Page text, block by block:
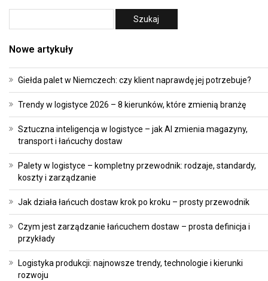
Nowe artykuły
Giełda palet w Niemczech: czy klient naprawdę jej potrzebuje?
Trendy w logistyce 2026 – 8 kierunków, które zmienią branżę
Sztuczna inteligencja w logistyce – jak AI zmienia magazyny,
transport i łańcuchy dostaw
Palety w logistyce – kompletny przewodnik: rodzaje, standardy,
koszty i zarządzanie
Jak działa łańcuch dostaw krok po kroku – prosty przewodnik
Czym jest zarządzanie łańcuchem dostaw – prosta definicja i
przykłady
Logistyka produkcji: najnowsze trendy, technologie i kierunki
rozwoju